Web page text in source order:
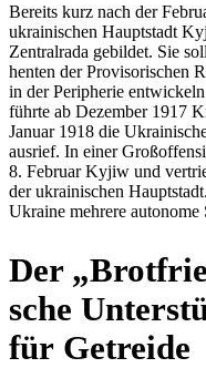
Bereits kurz nach der
ukrai­ni­schen Haupt­stadt
Zen­tral­rada gebil­det. Sie
hen­ten der Pro­vi­so­ri­schen
in der Peri­phe­rie
führte ab Dezem­ber 1917
Januar 1918 die
ausrief. In einer
8. Februar Kyjiw und
der ukrai­ni­schen
Ukraine mehrere
Der
sche
für Getreide